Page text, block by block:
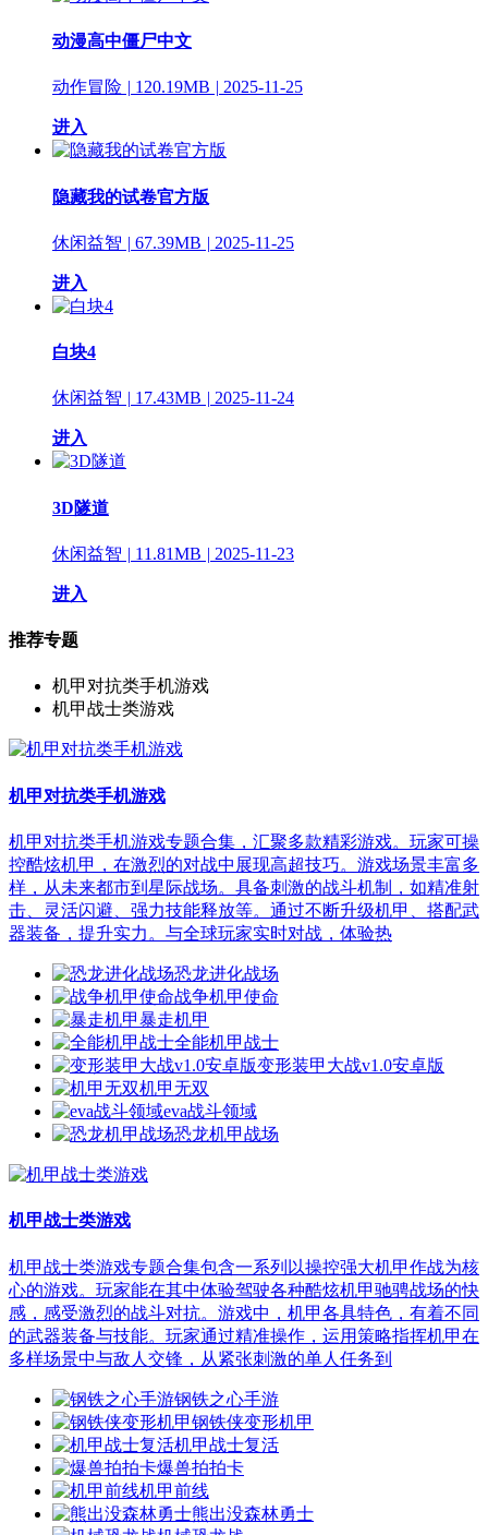
动漫高中僵尸中文
动作冒险 | 120.19MB | 2025-11-25
进入
隐藏我的试卷官方版
休闲益智 | 67.39MB | 2025-11-25
进入
白块4
休闲益智 | 17.43MB | 2025-11-24
进入
3D隧道
休闲益智 | 11.81MB | 2025-11-23
进入
推荐专题
机甲对抗类手机游戏
机甲战士类游戏
机甲对抗类手机游戏
机甲对抗类手机游戏专题合集，汇聚多款精彩游戏。玩家可操
控酷炫机甲，在激烈的对战中展现高超技巧。游戏场景丰富多
样，从未来都市到星际战场。具备刺激的战斗机制，如精准射
击、灵活闪避、强力技能释放等。通过不断升级机甲、搭配武
器装备，提升实力。与全球玩家实时对战，体验热
恐龙进化战场
战争机甲使命
暴走机甲
全能机甲战士
变形装甲大战v1.0安卓版
机甲无双
eva战斗领域
恐龙机甲战场
机甲战士类游戏
机甲战士类游戏专题合集包含一系列以操控强大机甲作战为核
心的游戏。玩家能在其中体验驾驶各种酷炫机甲驰骋战场的快
感，感受激烈的战斗对抗。游戏中，机甲各具特色，有着不同
的武器装备与技能。玩家通过精准操作，运用策略指挥机甲在
多样场景中与敌人交锋，从紧张刺激的单人任务到
钢铁之心手游
钢铁侠变形机甲
机甲战士复活
爆兽拍拍卡
机甲前线
熊出没森林勇士